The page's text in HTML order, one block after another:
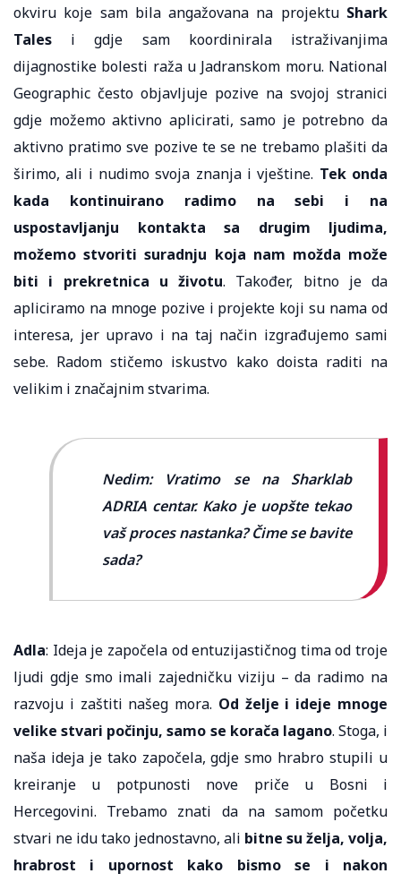
okviru koje sam bila angažovana na projektu Shark
Tales i gdje sam koordinirala istraživanjima
dijagnostike bolesti raža u Jadranskom moru. National
Geographic često objavljuje pozive na svojoj stranici
gdje možemo aktivno aplicirati, samo je potrebno da
aktivno pratimo sve pozive te se ne trebamo plašiti da
širimo, ali i nudimo svoja znanja i vještine. Tek onda
kada kontinuirano radimo na sebi i na
uspostavljanju kontakta sa drugim ljudima,
možemo stvoriti suradnju koja nam možda može
biti i prekretnica u životu. Također, bitno je da
apliciramo na mnoge pozive i projekte koji su nama od
interesa, jer upravo i na taj način izgrađujemo sami
sebe. Radom stičemo iskustvo kako doista raditi na
velikim i značajnim stvarima.
Nedim: Vratimo se na Sharklab
ADRIA centar. Kako je uopšte tekao
vaš proces nastanka?Čime se bavite
sada?
Adla: Ideja je započela od entuzijastičnog tima od troje
ljudi gdje smo imali zajedničku viziju – da radimo na
razvoju i zaštiti našeg mora. Od želje i ideje mnoge
velike stvari počinju, samo se korača lagano. Stoga, i
naša ideja je tako započela, gdje smo hrabro stupili u
kreiranje u potpunosti nove priče u Bosni i
Hercegovini. Trebamo znati da na samom početku
stvari ne idu tako jednostavno, ali bitne su želja, volja,
hrabrost i upornost kako bismo se i nakon